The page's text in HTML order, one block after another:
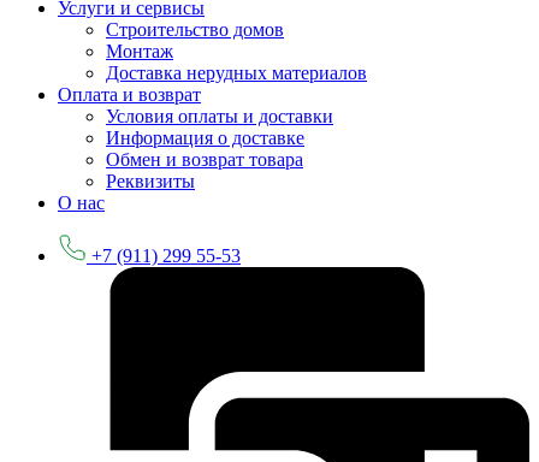
Услуги и сервисы
Строительство домов
Монтаж
Доставка нерудных материалов
Оплата и возврат
Условия оплаты и доставки
Информация о доставке
Обмен и возврат товара
Реквизиты
О нас
+7 (911) 299 55-53